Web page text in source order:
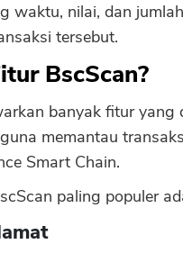
waktu, nilai, dan
tersebut.
BscScan?
banyak fitur yang
memantau
Smart Chain.
paling populer